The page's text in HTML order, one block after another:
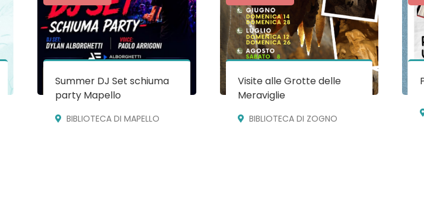
Summer DJ Set schiuma
party Mapello
BIBLIOTECA DI MAPELLO
Visite alle Grotte delle
Meraviglie
BIBLIOTECA DI ZOGNO